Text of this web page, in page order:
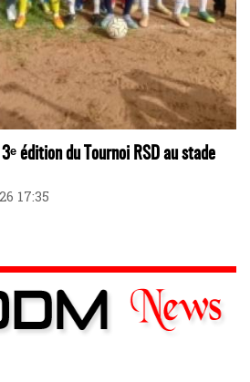
édition du Tournoi RSD au stade
17:35